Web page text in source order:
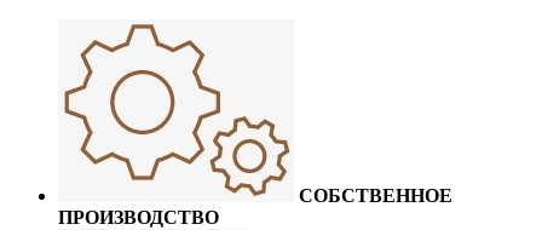
СОБСТВЕННОЕ
ПРОИЗВОДСТВО